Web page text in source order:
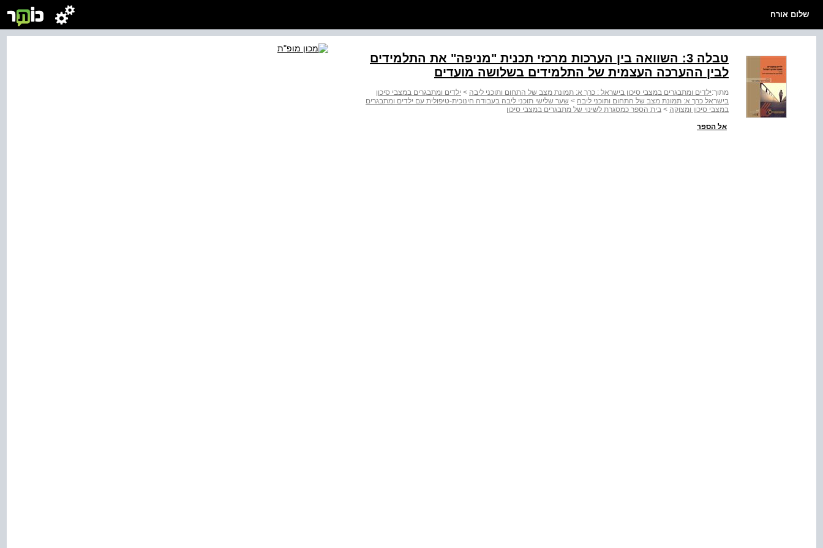
שלום אורח
טבלה ‭:3‬ השוואה בין הערכות מרכזי תכנית "מניפה" את התלמידים
לבין ההערכה העצמית של התלמידים בשלושה מועדים
מתוך:ילדים ומתבגרים במצבי סיכון בישראל : כרך א: תמונת מצב של התחום ותוכני ליבה > ילדים ומתבגרים במצבי סיכון
בישראל כרך א: תמונת מצב של התחום ותוכני ליבה > שער שלישי תוכני ליבה בעבודה חינוכית-טיפולית עם ילדים ומתבגרים
במצבי סיכון ומצוקה > בית הספר כמסגרת לשינוי של מתבגרים במצבי סיכון
אל הספר